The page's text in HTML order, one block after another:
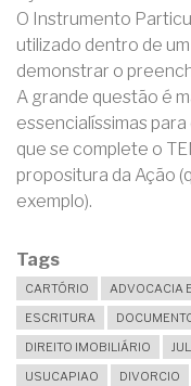
O Instrumento
utilizado dentro de
demonstrar o
A grande questão é
essencialíssimas
que se complete o
propositura da Ação
exemplo).
Tags
CARTÓRIO ADVOCACIA
ESCRITURA
DIREITO IMOBILIÁRIO
USUCAPIAO
DIVORCIO